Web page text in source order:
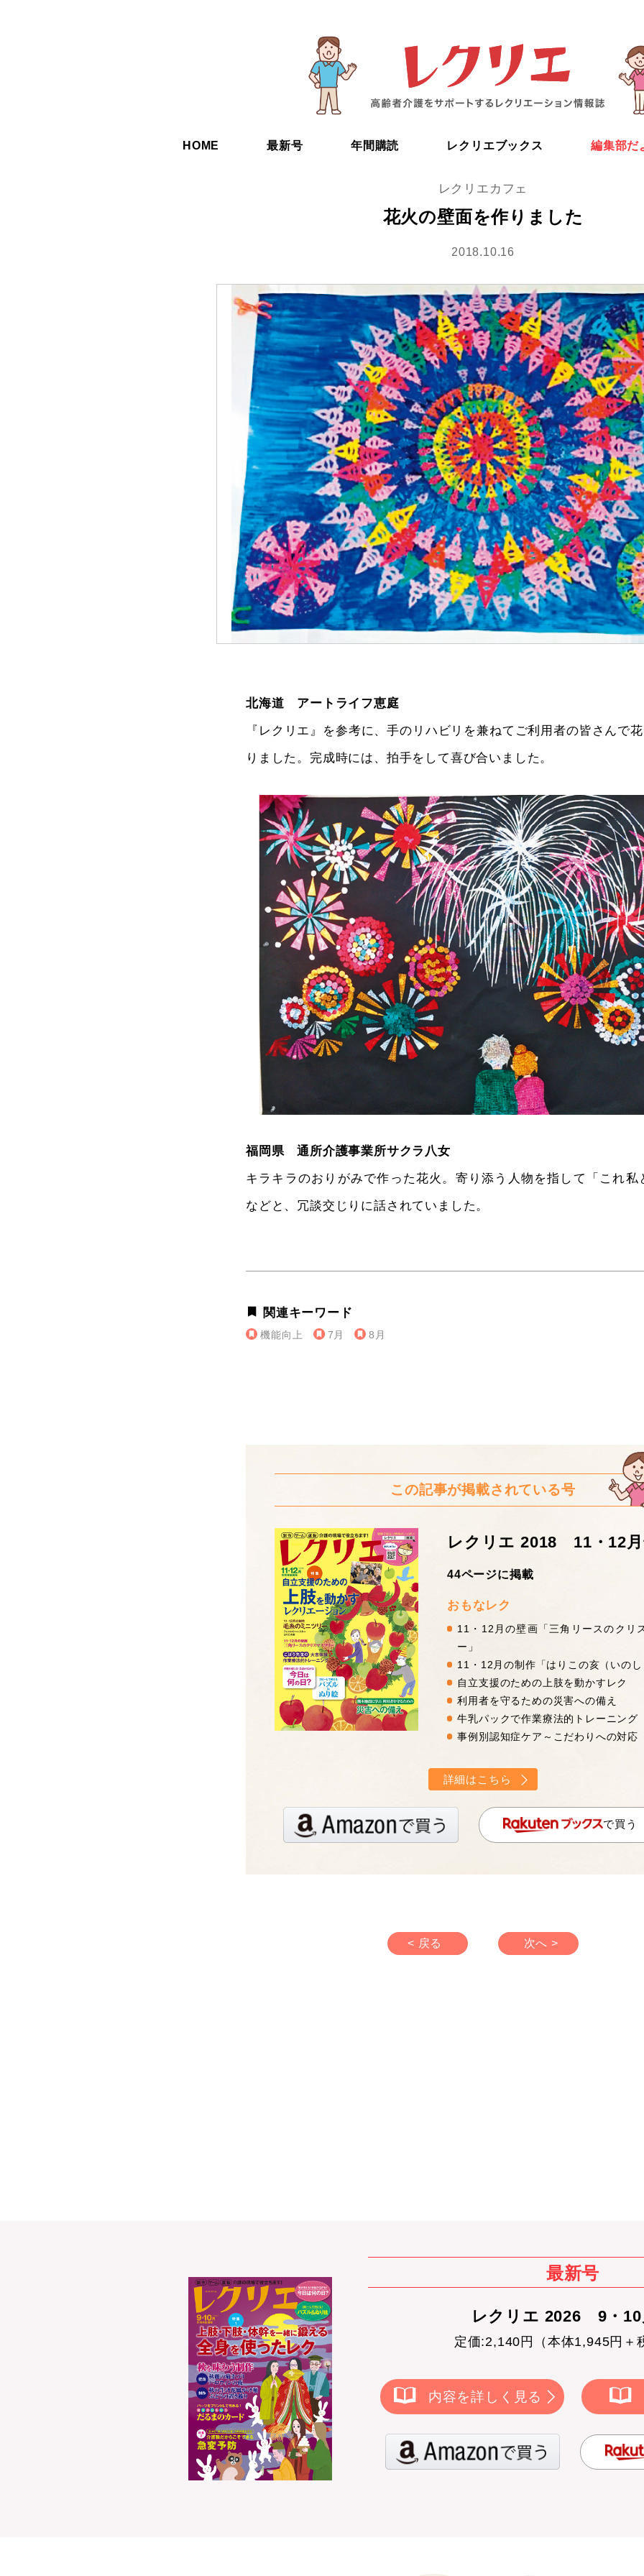
HOME 最新号 年間購読 レクリエブックス 編集部だ
レクリエカフェ
花火の壁面を作りました
2018.10.16
北海道 アートライフ恵庭
『レクリエ』を参考に、手のリハビリを兼ねてご利用者の皆さんで
りました。完成時には、拍手をして喜び合いました。
福岡県 通所介護事業所サクラ八女
キラキラのおりがみで作った花火。寄り添う人物を指して「これ
などと、冗談交じりに話されていました。
関連キーワード
機能向上 7月 8月
この記事が掲載されている号
レクリエ 2018 11・12
44ページに掲載
おもなレク
11・12月の壁画「三角リースのクリ
ー」
11・12月の制作「はりこの亥（いの
自立支援のための上肢を動かすレク
利用者を守るための災害への備え
牛乳パックで作業療法的トレーニング
事例別認知症ケア～こだわりへの対応
詳細はこちら
で買う
< 戻る 次へ >
最新号
レクリエ 2026 9・10
定価:2,140円（本体1,945円＋
内容を詳しく見る